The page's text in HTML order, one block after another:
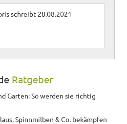
schreibt 28.08.2021
Ratgeber
Garten: So werden sie richtig
Spinnmilben & Co. bekämpfen